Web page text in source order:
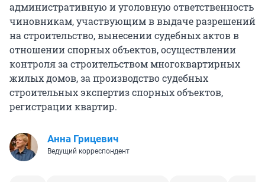
административную и уголовную ответственность
чиновникам, участвующим в выдаче разрешений
на строительство, вынесении судебных актов в
отношении спорных объектов, осуществлении
контроля за строительством многоквартирных
жилых домов, за производство судебных
строительных экспертиз спорных объектов,
регистрации квартир.
Анна Грицевич
Ведущий корреспондент